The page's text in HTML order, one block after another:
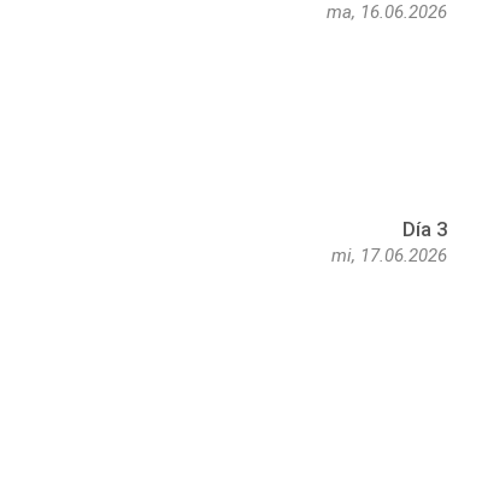
ma, 16.06.2026
Día 3
mi, 17.06.2026